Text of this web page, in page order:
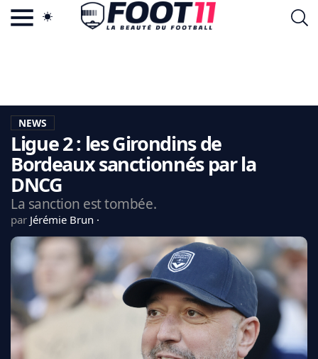
LA CHARTE
VIE PRIVÉE
CGU
CONTACTEZ-NOUS
CDM 2026
EDF
LIGUE 1
REAL MADRID
FC BARCELONE
MANCHESTER UNITED
NEWS
Ligue 2 : les Girondins de
Bordeaux sanctionnés par la
DNCG
La sanction est tombée.
par Jérémie Brun